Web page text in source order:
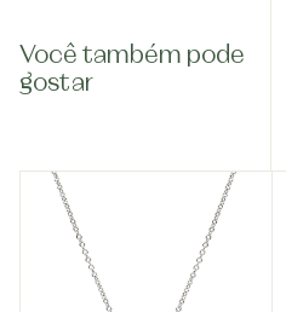
Você também pode
gostar